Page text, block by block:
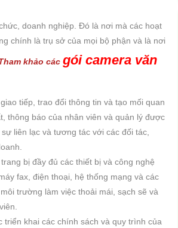
doanh nghiệp. Đó là nơi mà các hoạt
chính là trụ sở của mọi bộ phận và là nơi
khảo các gói camera văn
tiếp, trao đổi thông tin và tạo mối quan
thông báo của nhân viên và quản lý được
liên lạc và tương tác với các đối tác,
bị đầy đủ các thiết bị và công nghệ
fax, điện thoại, hệ thống mạng và các
trường làm việc thoải mái, sạch sẽ và
khai các chính sách và quy trình của